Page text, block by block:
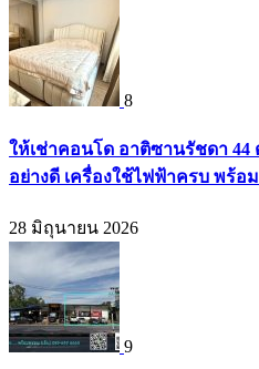
8
ให้เช่าคอนโด อาติซานรัชดา 44
อย่างดี เครื่องใช้ไฟฟ้าครบ พร้อม
28 มิถุนายน 2026
9